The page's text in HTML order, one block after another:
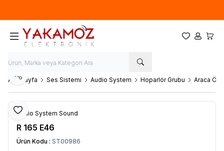
Favorilerim
Hesabım
Ana Sayfa Ses Sistemi Audio System Hoparlör Grubu Araca
Favoriye Ekle
Paylaş
Audio System Sound
R 165 E46
Ürün Kodu : ST00986